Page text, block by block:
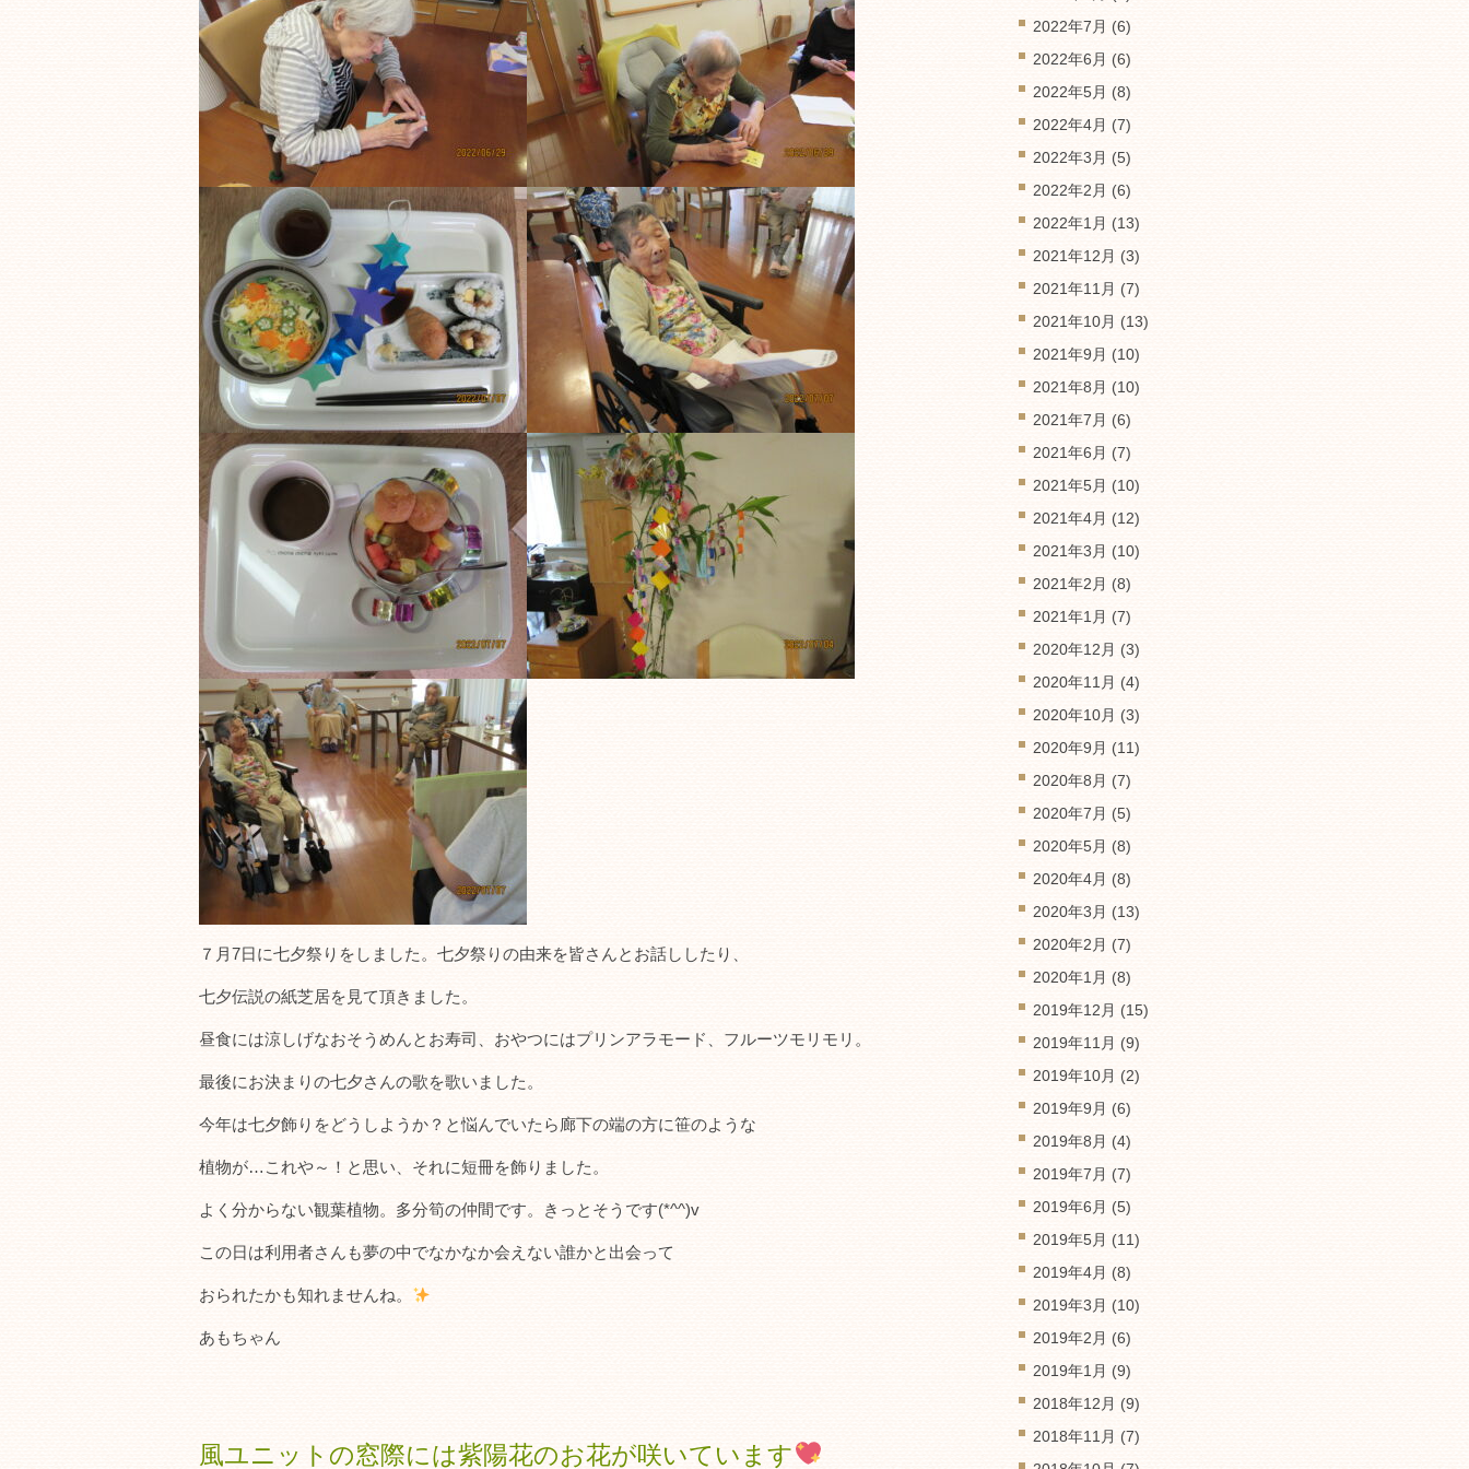
７月7日に七夕祭りをしました。七夕祭りの由来を皆さんとお話ししたり、
七夕伝説の紙芝居を見て頂きました。
昼食には涼しげなおそうめんとお寿司、おやつにはプリンアラモード、フルーツモリモリ。
最後にお決まりの七夕さんの歌を歌いました。
今年は七夕飾りをどうしようか？と悩んでいたら廊下の端の方に笹のような
植物が…これや～！と思い、それに短冊を飾りました。
よく分からない観葉植物。多分筍の仲間です。きっとそうです(*^^)v
この日は利用者さんも夢の中でなかなか会えない誰かと出会って
おられたかも知れませんね。
あもちゃん
風ユニットの窓際には紫陽花のお花が咲いています
2022年7月 (6)
2022年6月 (6)
2022年5月 (8)
2022年4月 (7)
2022年3月 (5)
2022年2月 (6)
2022年1月 (13)
2021年12月 (3)
2021年11月 (7)
2021年10月 (13)
2021年9月 (10)
2021年8月 (10)
2021年7月 (6)
2021年6月 (7)
2021年5月 (10)
2021年4月 (12)
2021年3月 (10)
2021年2月 (8)
2021年1月 (7)
2020年12月 (3)
2020年11月 (4)
2020年10月 (3)
2020年9月 (11)
2020年8月 (7)
2020年7月 (5)
2020年5月 (8)
2020年4月 (8)
2020年3月 (13)
2020年2月 (7)
2020年1月 (8)
2019年12月 (15)
2019年11月 (9)
2019年10月 (2)
2019年9月 (6)
2019年8月 (4)
2019年7月 (7)
2019年6月 (5)
2019年5月 (11)
2019年4月 (8)
2019年3月 (10)
2019年2月 (6)
2019年1月 (9)
2018年12月 (9)
2018年11月 (7)